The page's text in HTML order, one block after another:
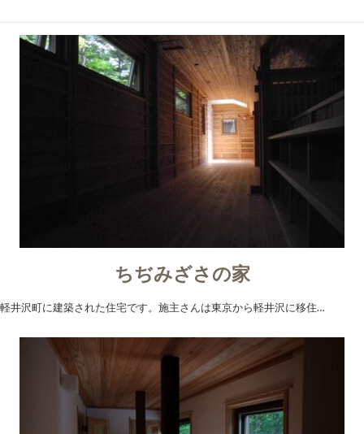
ちぢみざさの家
軽井沢町に建築された住宅です。施主さんは東京から軽井沢に移住…